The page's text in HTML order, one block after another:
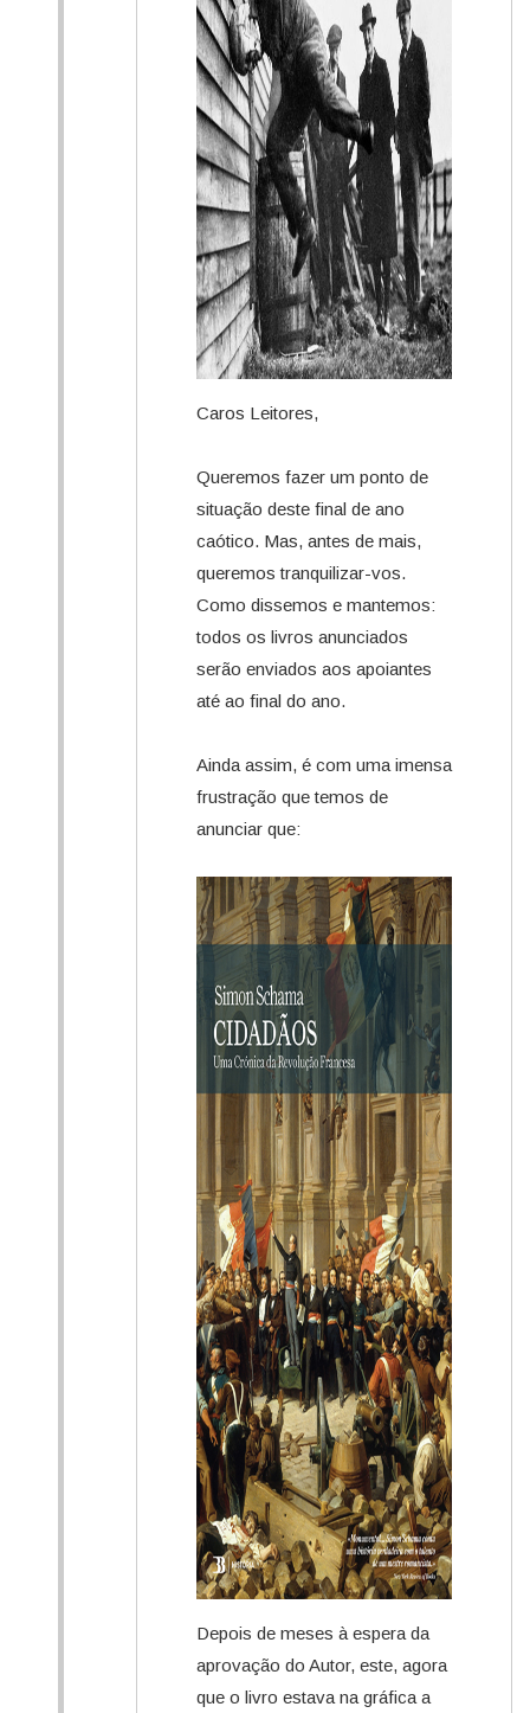
Caros Leitores,
Queremos fazer um ponto de
situação deste final de ano
caótico. Mas, antes de mais,
queremos tranquilizar-vos.
Como dissemos e mantemos:
todos os livros anunciados
serão enviados aos apoiantes
até ao final do ano.
Ainda assim, é com uma imensa
frustração que temos de
anunciar que:
Depois de meses à espera da
aprovação do Autor, este, agora
que o livro estava na gráfica a